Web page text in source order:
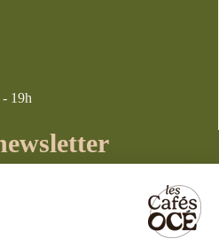
19h
énoncés dans la page politique de